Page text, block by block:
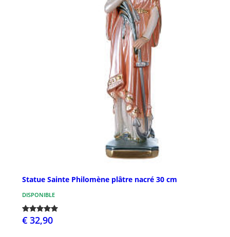
Statue Sainte Philomène plâtre nacré 30 cm
DISPONIBLE
€ 32,90